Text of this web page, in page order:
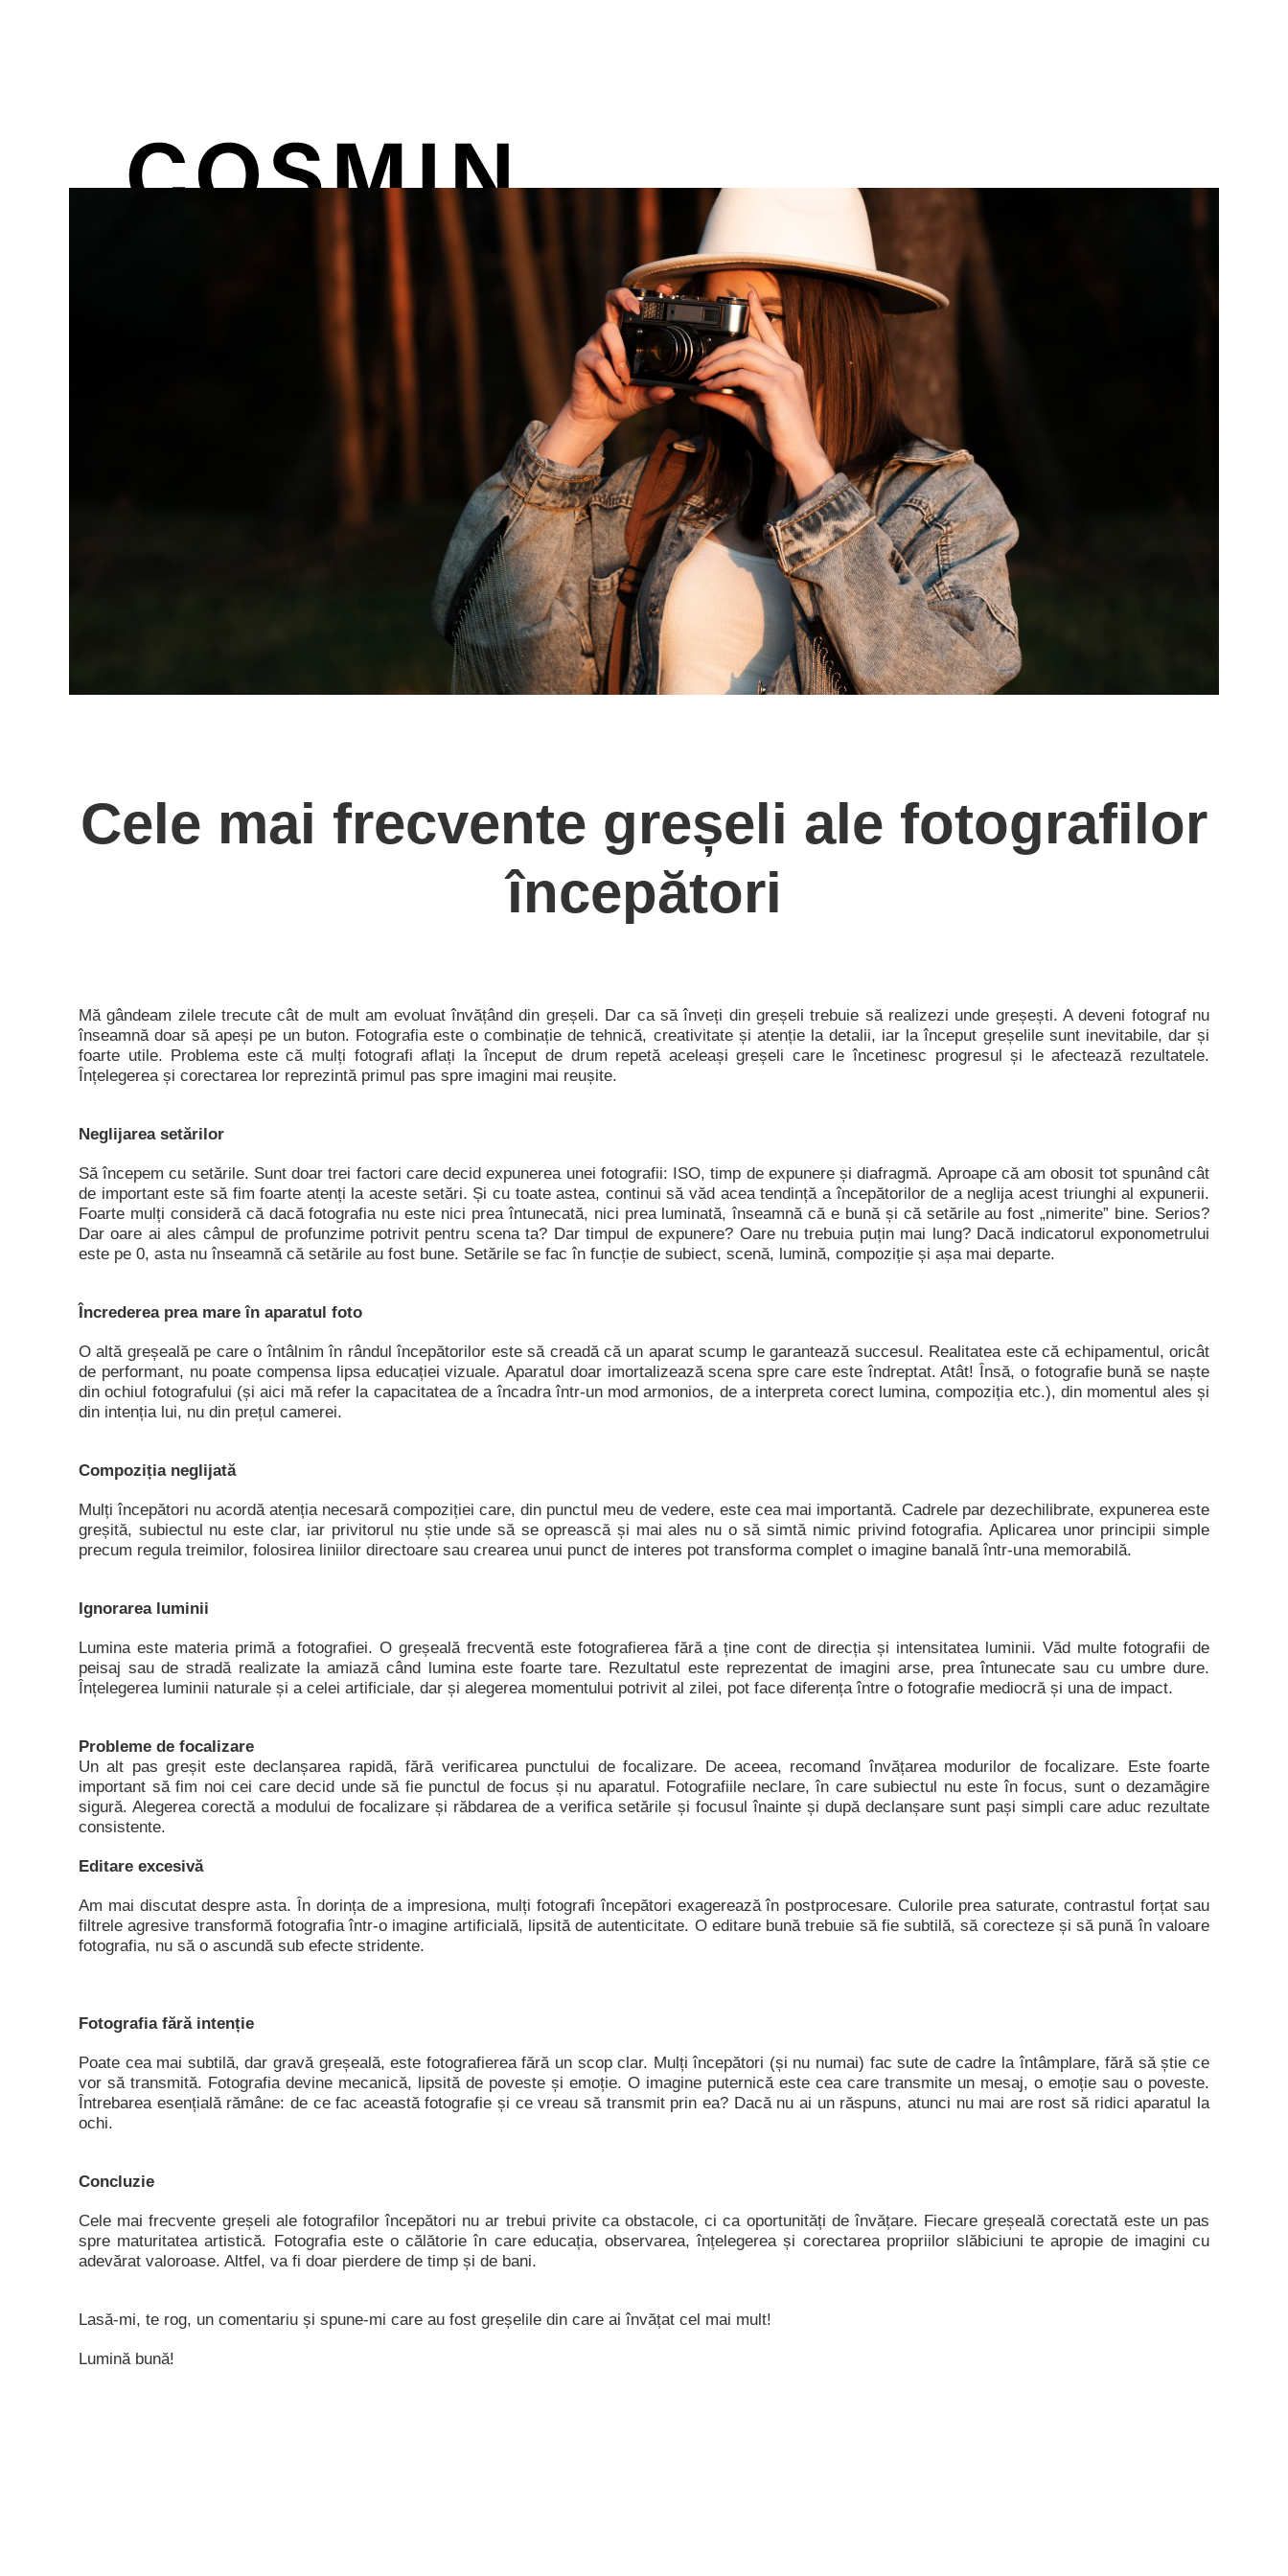
Cele mai frecvente greșeli ale fotografilor
începători
Mă gândeam zilele trecute cât de mult am evoluat învățând din greșeli. Dar ca să înveți din greșeli trebuie să realizezi unde greșești. A deveni fotograf nu
înseamnă doar să apeși pe un buton. Fotografia este o combinație de tehnică, creativitate și atenție la detalii, iar la început greșelile sunt inevitabile, dar și
foarte utile. Problema este că mulți fotografi aflați la început de drum repetă aceleași greșeli care le încetinesc progresul și le afectează rezultatele.
Înțelegerea și corectarea lor reprezintă primul pas spre imagini mai reușite.
Neglijarea setărilor
Să începem cu setările. Sunt doar trei factori care decid expunerea unei fotografii: ISO, timp de expunere și diafragmă. Aproape că am obosit tot spunând cât
de important este să fim foarte atenți la aceste setări. Și cu toate astea, continui să văd acea tendință a începătorilor de a neglija acest triunghi al expunerii.
Foarte mulți consideră că dacă fotografia nu este nici prea întunecată, nici prea luminată, înseamnă că e bună și că setările au fost „nimerite” bine. Serios?
Dar oare ai ales câmpul de profunzime potrivit pentru scena ta? Dar timpul de expunere? Oare nu trebuia puțin mai lung? Dacă indicatorul exponometrului
este pe 0, asta nu înseamnă că setările au fost bune. Setările se fac în funcție de subiect, scenă, lumină, compoziție și așa mai departe.
Încrederea prea mare în aparatul foto
O altă greșeală pe care o întâlnim în rândul începătorilor este să creadă că un aparat scump le garantează succesul. Realitatea este că echipamentul, oricât
de performant, nu poate compensa lipsa educației vizuale. Aparatul doar imortalizează scena spre care este îndreptat. Atât! Însă, o fotografie bună se naște
din ochiul fotografului (și aici mă refer la capacitatea de a încadra într-un mod armonios, de a interpreta corect lumina, compoziția etc.), din momentul ales și
din intenția lui, nu din prețul camerei.
Compoziția neglijată
Mulți începători nu acordă atenția necesară compoziției care, din punctul meu de vedere, este cea mai importantă. Cadrele par dezechilibrate, expunerea este
greșită, subiectul nu este clar, iar privitorul nu știe unde să se oprească și mai ales nu o să simtă nimic privind fotografia. Aplicarea unor principii simple
precum regula treimilor, folosirea liniilor directoare sau crearea unui punct de interes pot transforma complet o imagine banală într-una memorabilă.
Ignorarea luminii
Lumina este materia primă a fotografiei. O greșeală frecventă este fotografierea fără a ține cont de direcția și intensitatea luminii. Văd multe fotografii de
peisaj sau de stradă realizate la amiază când lumina este foarte tare. Rezultatul este reprezentat de imagini arse, prea întunecate sau cu umbre dure.
Înțelegerea luminii naturale și a celei artificiale, dar și alegerea momentului potrivit al zilei, pot face diferența între o fotografie mediocră și una de impact.
Probleme de focalizare
Un alt pas greșit este declanșarea rapidă, fără verificarea punctului de focalizare. De aceea, recomand învățarea modurilor de focalizare. Este foarte
important să fim noi cei care decid unde să fie punctul de focus și nu aparatul. Fotografiile neclare, în care subiectul nu este în focus, sunt o dezamăgire
sigură. Alegerea corectă a modului de focalizare și răbdarea de a verifica setările și focusul înainte și după declanșare sunt pași simpli care aduc rezultate
consistente.
Editare excesivă
Am mai discutat despre asta. În dorința de a impresiona, mulți fotografi începători exagerează în postprocesare. Culorile prea saturate, contrastul forțat sau
filtrele agresive transformă fotografia într-o imagine artificială, lipsită de autenticitate. O editare bună trebuie să fie subtilă, să corecteze și să pună în valoare
fotografia, nu să o ascundă sub efecte stridente.
Fotografia fără intenție
Poate cea mai subtilă, dar gravă greșeală, este fotografierea fără un scop clar. Mulți începători (și nu numai) fac sute de cadre la întâmplare, fără să știe ce
vor să transmită. Fotografia devine mecanică, lipsită de poveste și emoție. O imagine puternică este cea care transmite un mesaj, o emoție sau o poveste.
Întrebarea esențială rămâne: de ce fac această fotografie și ce vreau să transmit prin ea? Dacă nu ai un răspuns, atunci nu mai are rost să ridici aparatul la
ochi.
Concluzie
Cele mai frecvente greșeli ale fotografilor începători nu ar trebui privite ca obstacole, ci ca oportunități de învățare. Fiecare greșeală corectată este un pas
spre maturitatea artistică. Fotografia este o călătorie în care educația, observarea, înțelegerea și corectarea propriilor slăbiciuni te apropie de imagini cu
adevărat valoroase. Altfel, va fi doar pierdere de timp și de bani.
Lasă-mi, te rog, un comentariu și spune-mi care au fost greșelile din care ai învățat cel mai mult!
Lumină bună!
ABOUT GALLERY BLOG SHOP COURSES CONTACT